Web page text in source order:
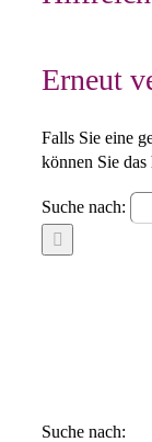
Erneut
Falls Sie eine
können Sie das
Suche nach:
Suche nach: